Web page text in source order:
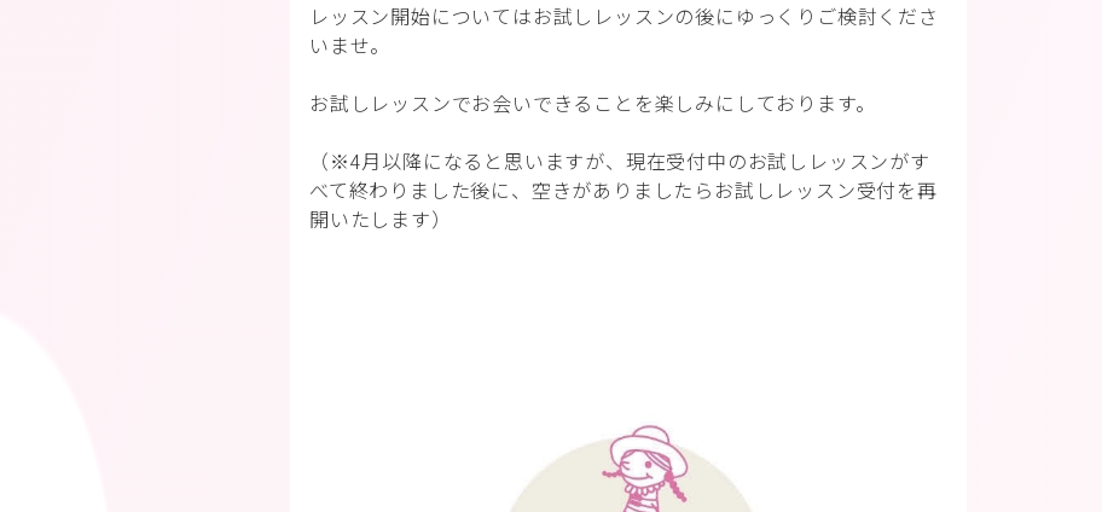
レッスン開始についてはお試しレッスンの後にゆっくりご検討くださ
いませ。
お試しレッスンでお会いできることを楽しみにしております。
（※4月以降になると思いますが、現在受付中のお試しレッスンがす
べて終わりました後に、空きがありましたらお試しレッスン受付を再
開いたします）